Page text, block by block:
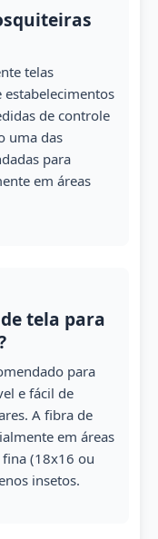
telas
de controle
uma das
para
em áreas
tela para
para
e fácil de
A fibra de
em áreas
(18x16 ou
insetos.